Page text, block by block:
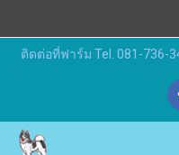
ติดต่อที่ฟาร์ม Tel. 081-736-